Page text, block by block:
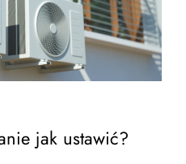
jak ustawić?